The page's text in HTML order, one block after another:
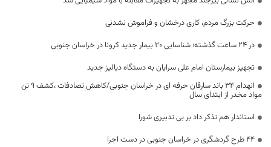
حرکت بزرگ مردم، کاری درخشان و فراموش نشدنی
در 24 ساعت گذشته؛ شناسایی 20 بیمار جدید کرونا در خراسان جنوبی
تجهیز بیمارستان امام علی سرایان به دستگاه دیالیز جدید
انهدام ۳۴ باند سارقان حرفه ای در خراسان جنوبی/کاهش تصادفات ،کشف ۹ تن
مواد مخدر از ابتدای سال
استاندار هم تذکر داد بر بی تدبیری شورا
44 طرح گردشگری در خراسان جنوبی در دست اجرا